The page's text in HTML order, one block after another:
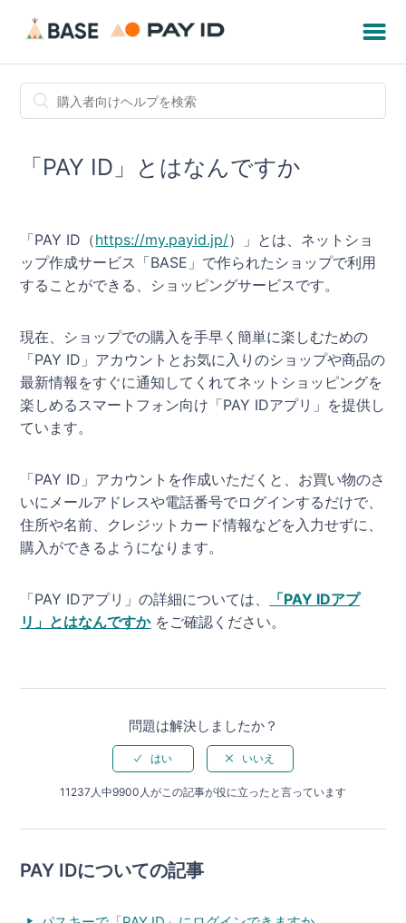
「PAY ID」とはなんですか
「PAY ID（https://my.payid.jp/）」とは、ネットショ
ップ作成サービス「BASE」で作られたショップで利用
することができる、ショッピングサービスです。
現在、ショップでの購入を手早く簡単に楽しむための
「PAY ID」アカウントとお気に入りのショップや商品の
最新情報をすぐに通知してくれてネットショッピングを
楽しめるスマートフォン向け「PAY IDアプリ」を提供し
ています。
「PAY ID」アカウントを作成いただくと、お買い物のさ
いにメールアドレスや電話番号でログインするだけで、
住所や名前、クレジットカード情報などを入力せずに、
購入ができるようになります。
「PAY IDアプリ」の詳細については、
「PAY IDアプ
リ」とはなんですかをご確認ください。
問題は解決しましたか？
11237人中9900人がこの記事が役に立ったと言っています
PAY IDについての記事